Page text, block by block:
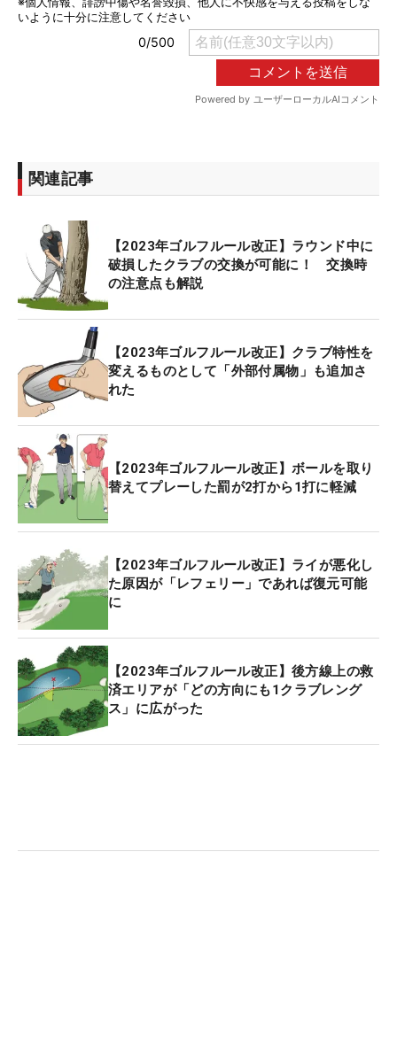
関連記事
【2023年ゴルフルール改正】ラウンド中に
破損したクラブの交換が可能に！ 交換時
の注意点も解説
【2023年ゴルフルール改正】クラブ特性を
変えるものとして「外部付属物」も追加さ
れた
【2023年ゴルフルール改正】ボールを取り
替えてプレーした罰が2打から1打に軽減
【2023年ゴルフルール改正】ライが悪化し
た原因が「レフェリー」であれば復元可能
に
【2023年ゴルフルール改正】後方線上の救
済エリアが「どの方向にも1クラブレング
ス」に広がった